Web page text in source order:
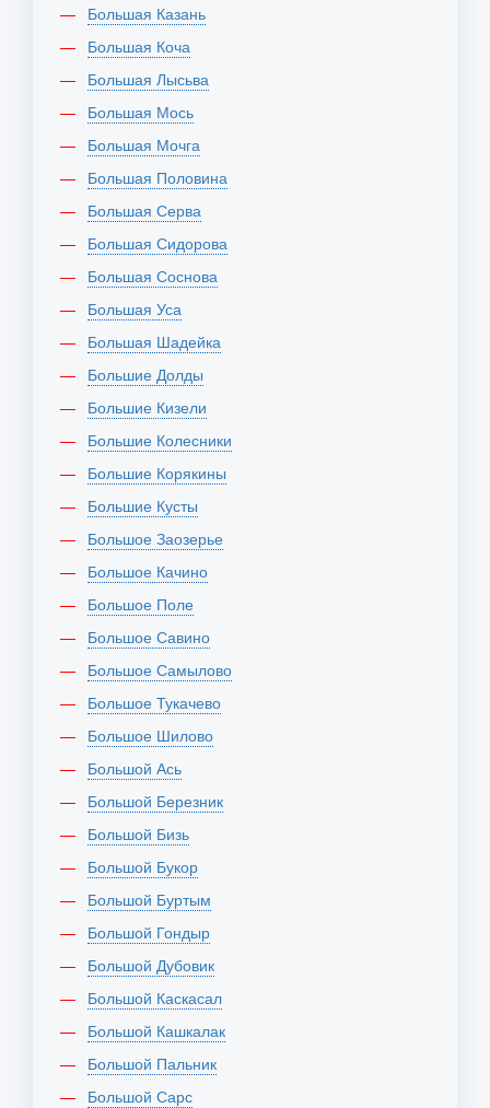
Большая Казань
Большая Коча
Большая Лысьва
Большая Мось
Большая Мочга
Большая Половина
Большая Серва
Большая Сидорова
Большая Соснова
Большая Уса
Большая Шадейка
Большие Долды
Большие Кизели
Большие Колесники
Большие Корякины
Большие Кусты
Большое Заозерье
Большое Качино
Большое Поле
Большое Савино
Большое Самылово
Большое Тукачево
Большое Шилово
Большой Ась
Большой Березник
Большой Бизь
Большой Букор
Большой Буртым
Большой Гондыр
Большой Дубовик
Большой Каскасал
Большой Кашкалак
Большой Пальник
Большой Сарс